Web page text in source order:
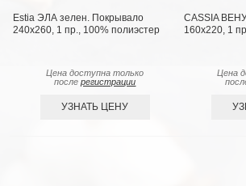
Estia ЭЛА зелен. Покрывало
240х260, 1 пр., 100% полиэстер
Цена доступна только
послерегистрации
УЗНАТЬ ЦЕНУ
CASSIA
160х220, 1
Цена